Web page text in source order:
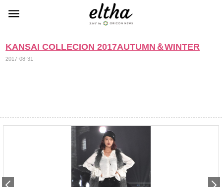
KANSAI COLLECION 2017AUTUMN＆WINTER
2017-08-31